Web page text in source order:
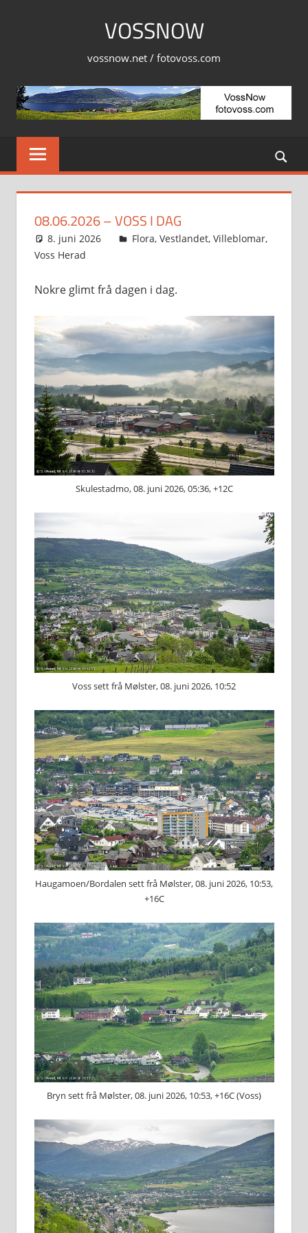
VOSSNOW
vossnow.net / fotovoss.com
08.06.2026 – VOSS I DAG
8. juni 2026 Svein
Flora, Vestlandet, Villeblomar,
Voss Herad
Nokre glimt frå dagen i dag.
Skulestadmo, 08. juni 2026, 05:36, +12C
Voss sett frå Mølster, 08. juni 2026, 10:52
Haugamoen/Bordalen sett frå Mølster, 08. juni 2026, 10:53,
+16C
Bryn sett frå Mølster, 08. juni 2026, 10:53, +16C (Voss)